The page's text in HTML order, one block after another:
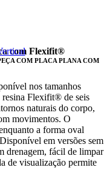
com Flexifit®
COM PLACA PLANA COM
nos tamanhos
resina Flexifit® de seis
naturais do corpo,
movimentos. O
a forma oval
em versões sem
drenagem, fácil de limpar
de visualização permite